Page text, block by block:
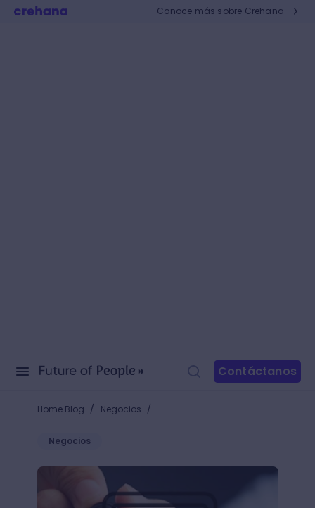
Conoce más sobre Crehana
Contáctanos
Home Blog / Negocios /
Negocios
Descubre qué es la contabilidad y deja de hacerte